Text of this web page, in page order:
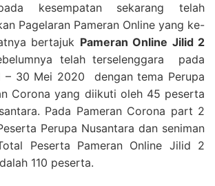
kesempatan sekarang telah
Pagelaran Pameran Online yang ke-
bertajuk Pameran Online Jilid 2
telah terselenggara pada
– 30 Mei 2020 dengan tema Perupa
Corona yang diikuti oleh 45 peserta
Pada Pameran Corona part 2
Perupa Nusantara dan seniman
Peserta Pameran Online Jilid 2
110 peserta.